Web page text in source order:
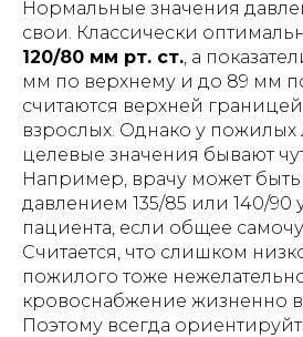
Нормальные значения
свои. Классически
120/80 мм рт. ст., а
мм по верхнему и до 89 мм
считаются верхней
взрослых​. Однако у
целевые значения бывают
Например, врачу может
давлением 135/85 или 140/90
пациента, если общее
Считается, что слишком
пожилого тоже
кровоснабжение жизненно
Поэтому всегда
обязательно проконсультируйтесь
квалифицированным врачом.
что самолечение может нанести
вашему здоровью. Автор и
несут ответственности за
негативные последствия,
использованием информации из
⏎ | Вернуться на главную